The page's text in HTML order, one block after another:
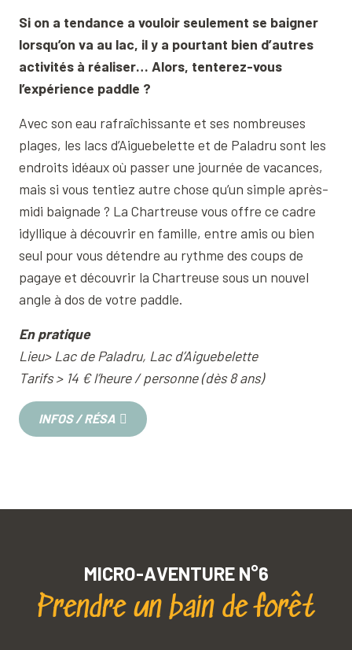
Si on a tendance a vouloir seulement se baigner
lorsqu’on va au lac, il y a pourtant bien d’autres
activités à réaliser… Alors, tenterez-vous
l’expérience paddle ?
Avec son eau rafraîchissante et ses nombreuses
plages, les lacs d’Aiguebelette et de Paladru sont les
endroits idéaux où passer une journée de vacances,
mais si vous tentiez autre chose qu’un simple après-
midi baignade ? La Chartreuse vous offre ce cadre
idyllique à découvrir en famille, entre amis ou bien
seul pour vous détendre au rythme des coups de
pagaye et découvrir la Chartreuse sous un nouvel
angle à dos de votre paddle.
En pratique
Lieu> Lac de Paladru, Lac d’Aiguebelette
Tarifs > 14 € l’heure / personne (dès 8 ans)
INFOS / RÉSA
MICRO-AVENTURE N°6
Prendre un bain de forêt